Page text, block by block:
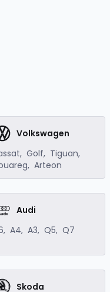
Volkswagen
, Golf, Tiguan,
, Arteon
Audi
, A4, A3, Q5, Q7
Skoda